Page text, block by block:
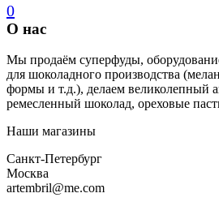
0
О нас
Мы продаём суперфуды,
для шоколадного производства
формы и т.д.), делаем великолепный
ремесленный шоколад, ореховые
Наши магазины
Санкт-Петербург
Москва
artembril@me.com